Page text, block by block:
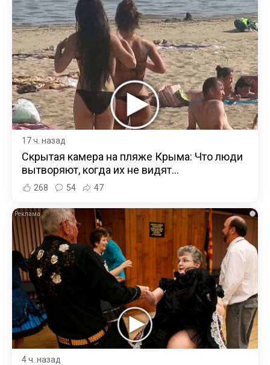
17 ч. назад
Скрытая камера на пляже Крыма: Что люди
вытворяют, когда их не видят...
268 54 47
i
4 ч. назад